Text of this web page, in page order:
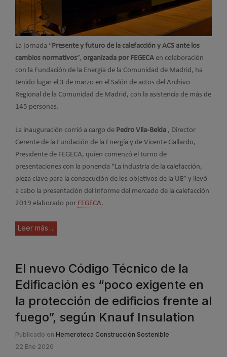
La jornada “ Presente y futuro de la calefacción y ACS ante los
cambios normativos”, organizada por FEGECA en colaboración
con la Fundación de la Energía de la Comunidad de Madrid, ha
tenido lugar el 3 de marzo en el Salón de actos del Archivo
Regional de la Comunidad de Madrid, con la asistencia de más de
145 personas.
La inauguración corrió a cargo de Pedro Vila-Belda , Director
Gerente de la Fundación de la Energía y de Vicente Gallardo,
Presidente de FEGECA, quien comenzó el turno de
presentaciones con la ponencia “La industria de la calefacción,
pieza clave para la consecución de los objetivos de la UE” y llevó
a cabo la presentación del Informe del mercado de la calefacción
2019 elaborado por FEGECA.
Leer más ...
El nuevo Código Técnico de la
Edificación es “poco exigente en
la protección de edificios frente al
fuego”, según Knauf Insulation
Publicado en Hemeroteca Construcción Sostenible
22 Ene 2020